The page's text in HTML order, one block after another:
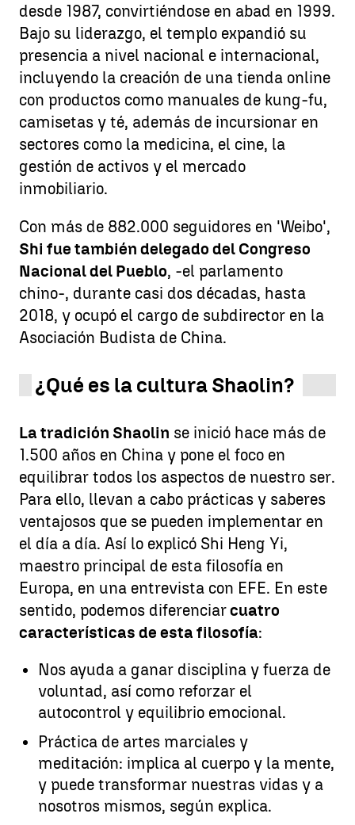
desde 1987, convirtiéndose en abad en 1999.
Bajo su liderazgo, el templo expandió su
presencia a nivel nacional e internacional,
incluyendo la creación de una tienda online
con productos como manuales de kung-fu,
camisetas y té, además de incursionar en
sectores como la medicina, el cine, la
gestión de activos y el mercado
inmobiliario.
Con más de 882.000 seguidores en 'Weibo',
Shi fue también delegado del Congreso
Nacional del Pueblo, -el parlamento
chino-, durante casi dos décadas, hasta
2018, y ocupó el cargo de subdirector en la
Asociación Budista de China.
¿Qué es la cultura Shaolin?
La tradición Shaolin se inició hace más de
1.500 años en China y pone el foco en
equilibrar todos los aspectos de nuestro ser.
Para ello, llevan a cabo prácticas y saberes
ventajosos que se pueden implementar en
el día a día. Así lo explicó Shi Heng Yi,
maestro principal de esta filosofía en
Europa, en una entrevista con EFE. En este
sentido, podemos diferenciarcuatro
características de esta filosofía:
Nos ayuda a ganar disciplina y fuerza de
voluntad, así como reforzar el
autocontrol y equilibrio emocional.
Práctica de artes marciales y
meditación: implica al cuerpo y la mente,
y puede transformar nuestras vidas y a
nosotros mismos, según explica.